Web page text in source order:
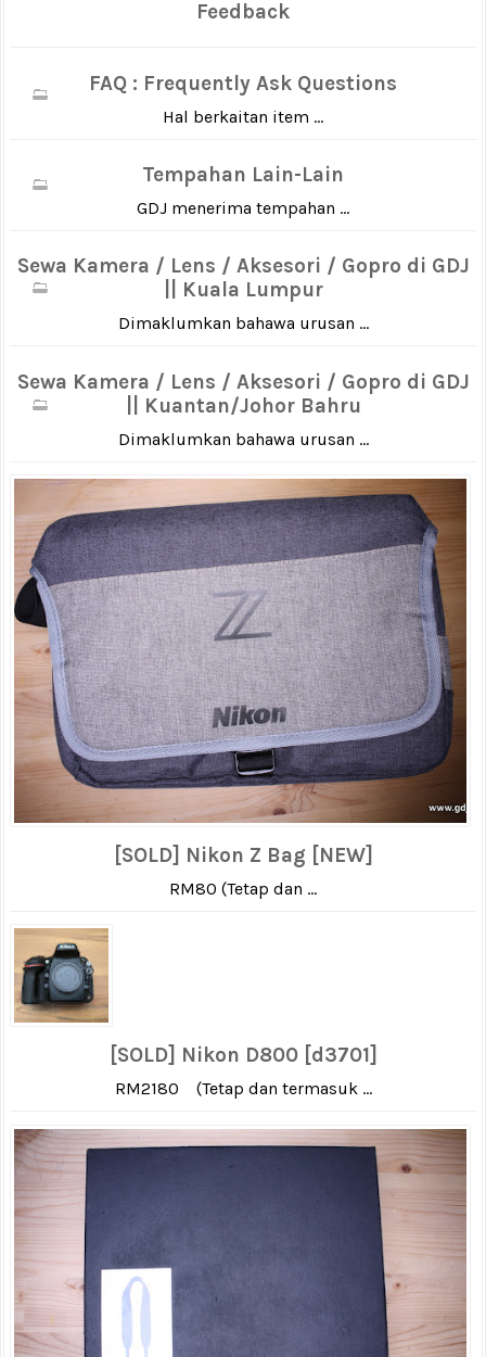
Feedback
FAQ : Frequently Ask Questions
Hal berkaitan item ...
Tempahan Lain-Lain
GDJ menerima tempahan ...
Sewa Kamera / Lens / Aksesori / Gopro di GDJ
|| Kuala Lumpur
Dimaklumkan bahawa urusan ...
Sewa Kamera / Lens / Aksesori / Gopro di GDJ
|| Kuantan/Johor Bahru
Dimaklumkan bahawa urusan ...
[SOLD] Nikon Z Bag [NEW]
RM80 (Tetap dan ...
[SOLD] Nikon D800 [d3701]
RM2180 (Tetap dan termasuk ...